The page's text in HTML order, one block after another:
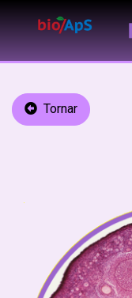
Tornar